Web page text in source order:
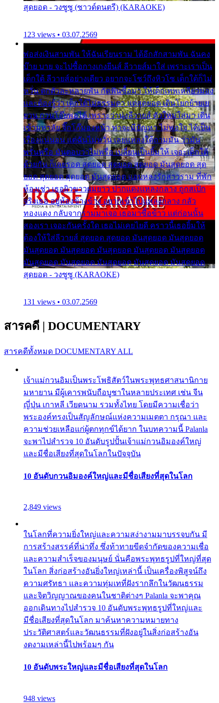
สุดยอด - วงซูซู (ซาวด์ดนตรี) (KARAOKE)
123 views • 03.07.2569
พ่อส่งเงินสามพัน ให้ฉันเรียนราม ได้อีกสักสามพัน ฉันคง
บ๊าย บาย จะไปซื้อกางเกงยีนส์ ลีวายส์มาใส่ เพราะเราเป็น
เด็กใต้ ลีวายส์อย่างเดียว อยากจะโชว์ถึงหิวโซ เด็กใต้ก็ไม่
หวั่น ตกตัวละหลายพัน กัดฟันซื้อมา ให้เด็กเทพเหลียวมอง
และต้องรู้ว่า เด็กใต้ไม่ธรรมดา แต่สุดยอด เดินโยกย้ายเย
ยวน กวนโอ๊ยพอได้ เพราะว่านุ่งลีวายส์ ตัวใหม่ใส่มา เดิน
เข้ามหาลัย จิ๊กโก๊มองหน้า ท่าจะมีปัญหา ไม่พอใจ ได้เป็น
เรื่องแน่นอน แต่ฉันไม่หวั่น เลยแหลงใต้ถามมัน ว่ามัน
พรั่นพรือ มันตอบว่าไม่พรื่อ เปลี่ยนเป็นยิ้มให้ เจอะเด็กใต้
ด้วยกัน ก็เลยรอด สุดยอด สุดยอด สุดยอด มันสุดยอด สุด
ยอด สุดยอด สุดยอด มันสุดยอด แอบหลงรักสาวราม ที่พัก
ห้องเช่า เธอผิวขาวผมยาว ปากแดงแหลงกลาง ถูกสเป็ก
จริงเธอ อยู่ห้องข้างข้าง อยากเข้าไปแหลงกลาง กลัว
ทองแดง กลับจากรามมาเจอ เธอมาซื้อข้าว แต่ก่อนนั้น
สองเรา เจอะกันครั้งใด เธอไม่เคยไยดี คราวนี้เธอยิ้มให้
ต้องให้ใส่ลีวายส์ สุดยอด สุดยอด มันสุดยอด มันสุดยอด
มันสุดยอด มันสุดยอด มันสุดยอด มันสุดยอด มันสุดยอด
มันสุดยอด มันสุดยอด มันสุดยอด มันสุดยอด มันสุดยอด
สุดยอด - วงซูซู (KARAOKE)
131 views • 03.07.2569
สารคดี | DOCUMENTARY
สารคดีทั้งหมด DOCUMENTARY ALL
เจ้าแม่กวนอิมเป็นพระโพธิสัตว์ในพระพุทธศาสนานิกาย
มหายาน มีผู้เคารพนับถือบูชาในหลายประเทศ เช่น จีน
ญี่ปุ่น เกาหลี เวียดนาม รวมทั้งไทย โดยมีความเชื่อว่า
พระองค์ทรงเป็นสัญลักษณ์แห่งความเมตตา กรุณา และ
ความช่วยเหลือแก่ผู้ตกทุกข์ได้ยาก ในบทความนี้ Palanla
จะพาไปสำรวจ 10 อันดับรูปปั้นเจ้าแม่กวนอิมองค์ใหญ่
และมีชื่อเสียงที่สุดในโลกในปัจจุบัน
10 อันดับกวนอิมองค์ใหญ่และมีชื่อเสียงที่สุดในโลก
2,849 views
ในโลกที่ความยิ่งใหญ่และความสง่างามมาบรรจบกัน มี
การสร้างสรรค์ที่น่าทึ่ง ซึ่งท้าทายขีดจำกัดของความเชื่อ
และความสำเร็จของมนุษย์ นั่นคือพระพุทธรูปที่ใหญ่ที่สุด
ในโลก สิ่งก่อสร้างอันยิ่งใหญ่เหล่านี้ เป็นเครื่องพิสูจน์ถึง
ความศรัทธา และความทุ่มเทที่ฝังรากลึกในวัฒนธรรม
และจิตวิญญาณของคนในชาติต่างๆ Palanla จะพาคุณ
ออกเดินทางไปสำรวจ 10 อันดับพระพุทธรูปที่ใหญ่และ
มีชื่อเสียงที่สุดในโลก มาค้นหาความหมายทาง
ประวัติศาสตร์และวัฒนธรรมที่ฝังอยู่ในสิ่งก่อสร้างอัน
งดงามเหล่านี้ไปพร้อมๆ กัน
10 อันดับพระใหญ่และมีชื่อเสียงที่สุดในโลก
948 views